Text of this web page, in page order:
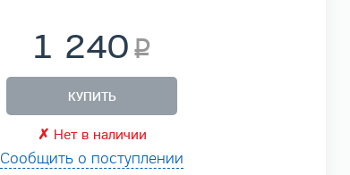
1 240
КУПИТЬ
✗ Нет в наличии
Сообщить о поступлении